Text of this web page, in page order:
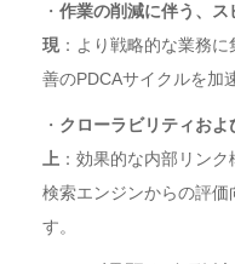
・ 作業の削減に伴う、
現 ：より戦略的な業務
善のPDCAサイクルを加
・ クローラビリティお
上 ：効果的な内部リン
検索エンジンからの評価
す。